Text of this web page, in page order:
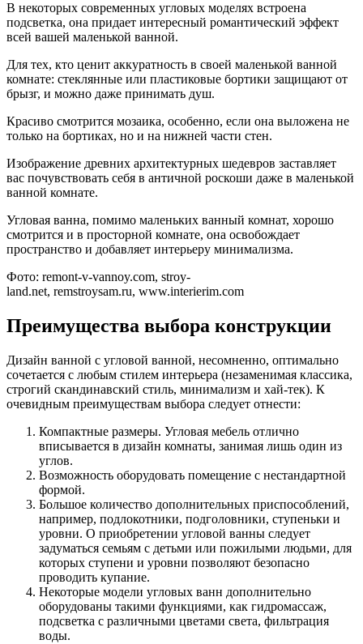
В некоторых современных угловых моделях встроена
подсветка, она придает интересный романтический эффект
всей вашей маленькой ванной.
Для тех, кто ценит аккуратность в своей маленькой ванной
комнате: стеклянные или пластиковые бортики защищают от
брызг, и можно даже принимать душ.
Красиво смотрится мозаика, особенно, если она выложена не
только на бортиках, но и на нижней части стен.
Изображение древних архитектурных шедевров заставляет
вас почувствовать себя в античной роскоши даже в маленькой
ванной комнате.
Угловая ванна, помимо маленьких ванный комнат, хорошо
смотрится и в просторной комнате, она освобождает
пространство и добавляет интерьеру минимализма.
Фото: remont-v-vannoy.com, stroy-
land.net, remstroysam.ru, www.interierim.com
Преимущества выбора конструкции
Дизайн ванной с угловой ванной, несомненно, оптимально
сочетается с любым стилем интерьера (незаменимая классика,
строгий скандинавский стиль, минимализм и хай-тек). К
очевидным преимуществам выбора следует отнести:
Компактные размеры. Угловая мебель отлично
вписывается в дизайн комнаты, занимая лишь один из
углов.
Возможность оборудовать помещение с нестандартной
формой.
Большое количество дополнительных приспособлений,
например, подлокотники, подголовники, ступеньки и
уровни. О приобретении угловой ванны следует
задуматься семьям с детьми или пожилыми людьми, для
которых ступени и уровни позволяют безопасно
проводить купание.
Некоторые модели угловых ванн дополнительно
оборудованы такими функциями, как гидромассаж,
подсветка с различными цветами света, фильтрация
воды.